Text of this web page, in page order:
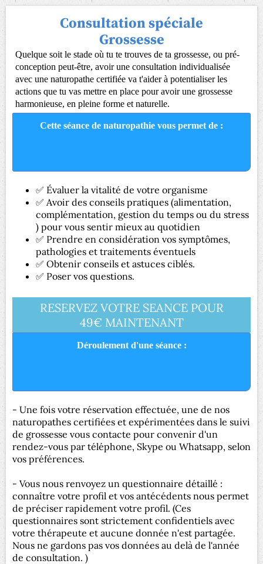
Consultation spéciale
Grossesse
Quelque soit le stade où tu te trouves de ta grossesse, ou pré-
conception peut-être, avoir une consultation individualisée
avec une naturopathe certifiée va t'aider à potentialiser les
actions que tu vas mettre en place pour avoir une grossesse
harmonieuse, en pleine forme et naturelle.
Cette séance de naturopathie vous permet de :
✅ Évaluer la vitalité de votre organisme
✅ Avoir des conseils pratiques (alimentation,
complémentation, gestion du temps ou du stress
) pour vous sentir mieux au quotidien
✅ Prendre en considération vos symptômes,
pathologies et traitements éventuels
✅ Obtenir conseils et astuces ciblés.
✅ Poser vos questions.
RESERVEZ VOTRE SEANCE POUR
49€ MAINTENANT
Déroulement d'une séance :
- Une fois votre réservation effectuée, une de nos
naturopathes certifiées et expérimentées dans le suivi
de grossesse vous contacte pour convenir d'un
rendez-vous par téléphone, Skype ou Whatsapp, selon
vos préférences.
- Vous nous renvoyez un questionnaire détaillé :
connaître votre profil et vos antécédents nous permet
de préciser rapidement votre profil. (Ces
questionnaires sont strictement confidentiels avec
votre thérapeute et aucune donnée n'est partagée.
Nous ne gardons pas vos données au delà de l'année
de consultation. )